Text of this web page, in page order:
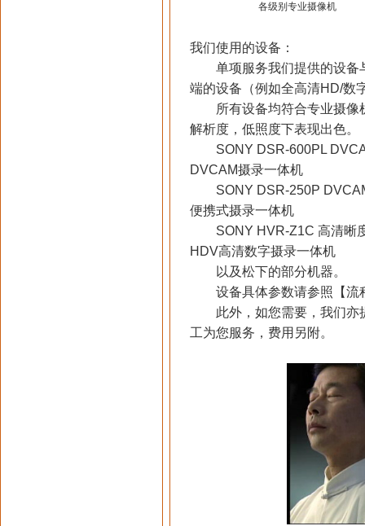
各级别专业摄像机
我们使用的设备：
单项服务我们提供的设备
端的设备（例如全高清HD/数
所有设备均符合专业摄像
解析度，低照度下表现出色。
SONY DSR-600PL
DVCAM摄录一体机
SONY DSR-250P
便携式摄录一体机
SONY HVR-Z1C 高清晰度
HDV高清数字摄录一体机
以及松下的部分机器。
设备具体参数请参照【流
此外，如您需要，我们亦
工为您服务，费用另附。